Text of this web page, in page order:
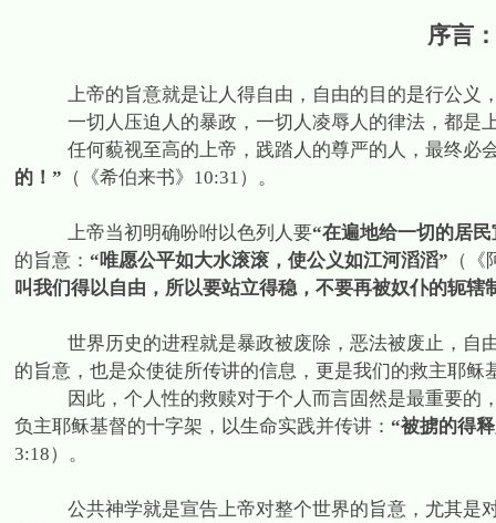
序言
上帝的旨意就是让人得自由，自由的目的是行公义
一切人压迫人的暴政，一切人凌辱人的律法，都是
任何藐视至高的上帝，践踏人的尊严的人，最终必
的！” （《希伯来书》 10:31）。
上帝当初明确吩咐以色列人要“在遍地给一切的居
的旨意： “唯愿公平如大水滚滚，使公义如江河滔滔” （
叫我们得以自由，所以要站立得稳，不要再被奴仆的轭辖
世界历史的进程就是暴政被废除，恶法被废止，自
的旨意，也是众使徒所传讲的信息，更是我们的救主耶稣
因此，个人性的救赎对于个人而言固然是最重要
负主耶稣基督的十字架，以生命实践并传讲： “被掳的得
3:18）。
公共神学就是宣告上帝对整个世界的旨意，尤其是